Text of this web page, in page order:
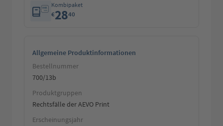
Kombipaket
€2840
Allgemeine Produktinformationen
Bestellnummer
700/13b
Produktgruppen
Rechtsfälle der AEVO Print
Erscheinungsjahr